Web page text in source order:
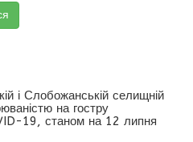
і Слобожанській селищній
на гостру
19, станом на 12 липня